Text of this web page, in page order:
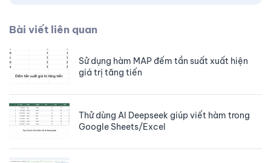
Bài viết liên quan
Sử dụng hàm MAP đếm tần suất xuất hiện
giá trị tăng tiến
Thử dùng AI Deepseek giúp viết hàm trong
Google Sheets/Excel